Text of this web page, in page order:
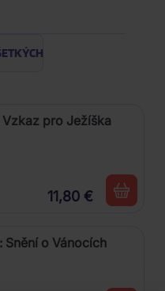
Vzkaz pro Ježíška
11,80 €
Snění o Vánocích